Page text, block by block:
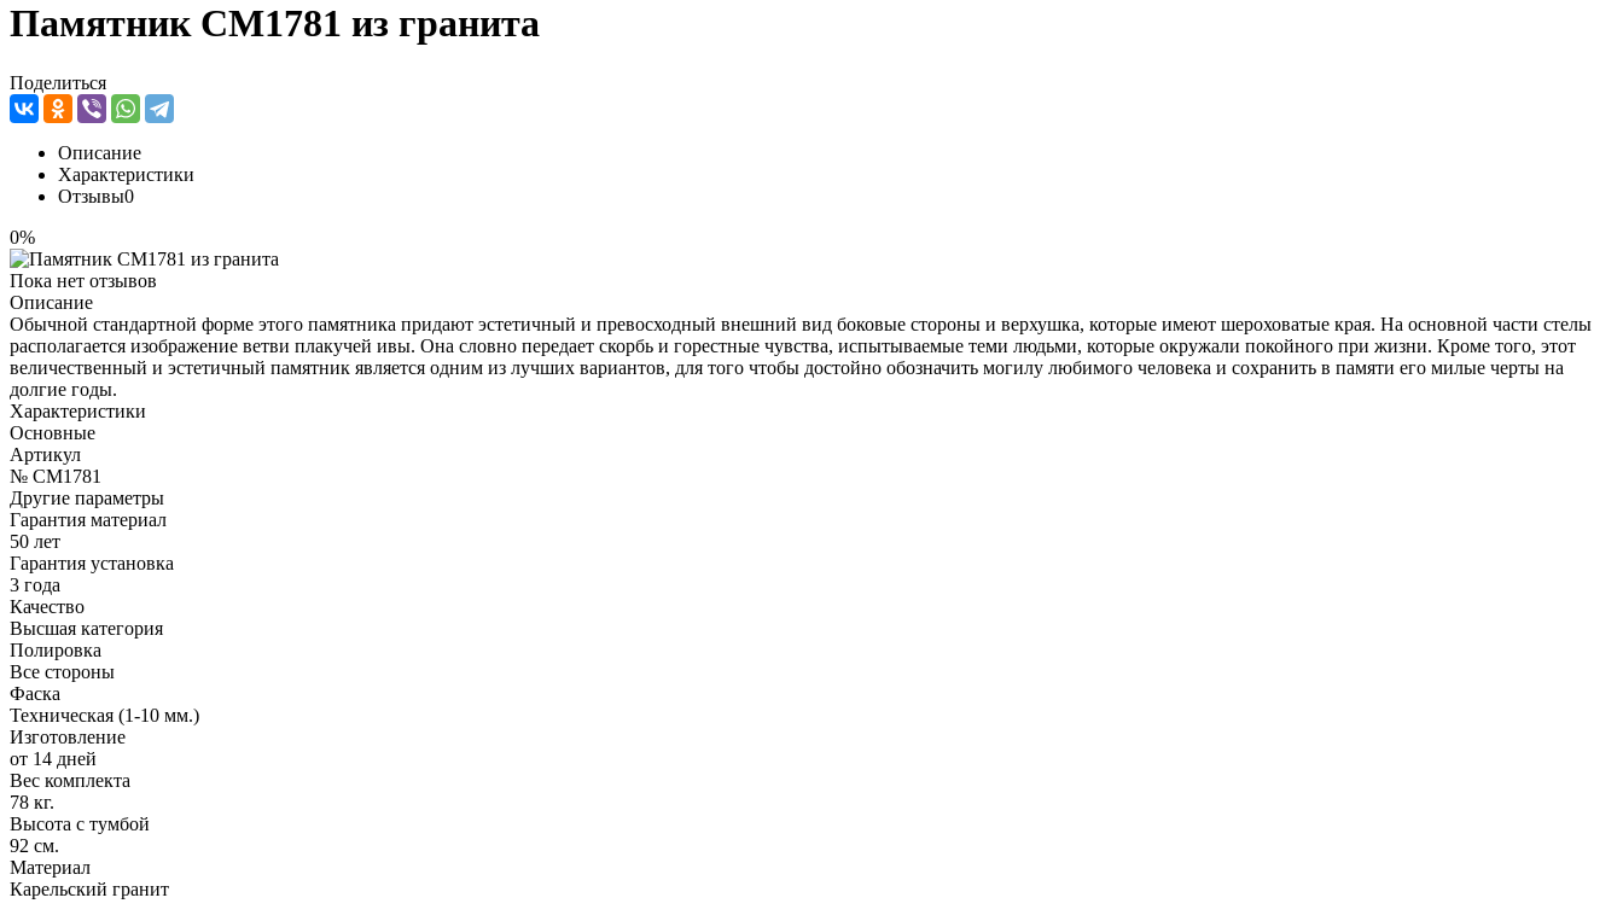
Памятник CM1781 из гранита
Поделиться
Описание
Характеристики
Отзывы0
0%
Пока нет отзывов
Описание
Обычной стандартной форме этого памятника придают эстетичный и превосходный внешний вид боковые стороны и верхушка, которые имеют шероховатые края. На основной части стелы
располагается изображение ветви плакучей ивы. Она словно передает скорбь и горестные чувства, испытываемые теми людьми, которые окружали покойного при жизни. Кроме того, этот
величественный и эстетичный памятник является одним из лучших вариантов, для того чтобы достойно обозначить могилу любимого человека и сохранить в памяти его милые черты на
долгие годы.
Характеристики
Основные
Артикул
№ CM1781
Другие параметры
Гарантия материал
50 лет
Гарантия установка
3 года
Качество
Высшая категория
Полировка
Все стороны
Фаска
Техническая (1-10 мм.)
Изготовление
от 14 дней
Вес комплекта
78 кг.
Высота с тумбой
92 см.
Материал
Карельский гранит